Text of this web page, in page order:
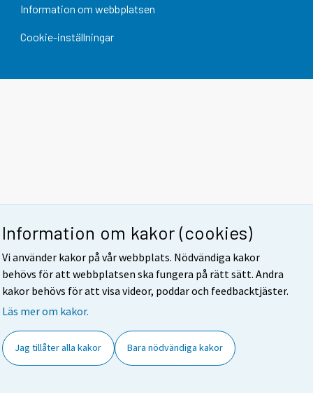
Information om kakor (cookies)
Vi använder kakor på vår webbplats. Nödvändiga kakor
behövs för att webbplatsen ska fungera på rätt sätt. Andra
kakor behövs för att visa videor, poddar och feedbacktjäster.
Läs mer om kakor.
Jag tillåter alla kakor Bara nödvändiga kakor
Information om webbplatsen
Cookie-inställningar